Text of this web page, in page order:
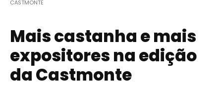
CASTMONTE
Mais castanha e mais
expositores na edição
da Castmonte